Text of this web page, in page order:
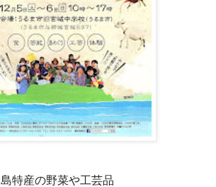
島特産の野菜や工芸品